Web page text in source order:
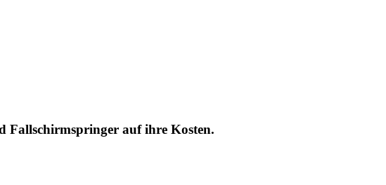
Fallschirmspringer auf ihre Kosten.